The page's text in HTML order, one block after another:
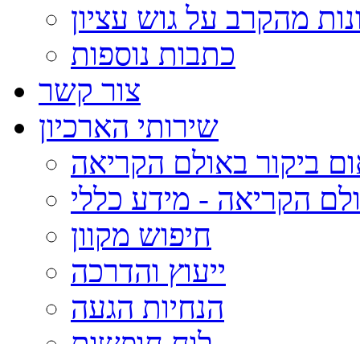
מהקרב על גוש עציון
כתבות נוספות
צור קשר
שירותי הארכיון
ביקור באולם הקריאה
הקריאה - מידע כללי
חיפוש מקוון
ייעוץ והדרכה
הנחיות הגעה